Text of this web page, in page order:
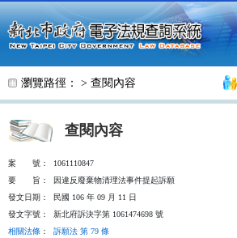
跳至主要內容
瀏覽路徑： > 查閱內容
查閱內容
案 號：
1061110847
要
旨：
因違反廢棄物清理法事件提起訴願
發文日期：
民國 106 年 09 月 11 日
發文字號：
新北府訴決字第 1061474698 號
相關法條 ：
訴願法 第 79 條